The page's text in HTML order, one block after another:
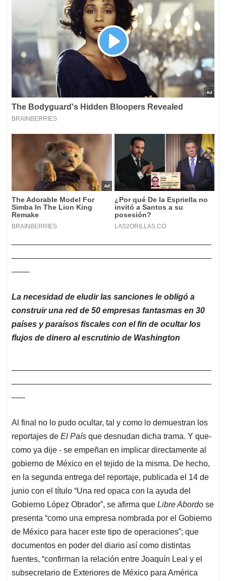
La necesidad de eludir las sanciones le obligó a
construir una red de 50 empresas fantasmas en 30
países y paraísos fiscales con el fin de ocultar los
flujos de dinero al escrutinio de Washington
Al final no lo pudo ocultar, tal y como lo demuestran los
reportajes de El País que desnudan dicha trama. Y que-
como ya dije - se empeñan en implicar directamente al
gobierno de México en el tejido de la misma. De hecho,
en la segunda entrega del reportaje, publicada el 14 de
junio con el título “Una red opaca con la ayuda del
Gobierno López Obrador”, se afirma que Libre Abordo se
presenta “como una empresa nombrada por el Gobierno
de México para hacer este tipo de operaciones”; que
documentos en poder del diario así como distintas
fuentes, “confirman la relación entre Joaquín Leal y el
subsecretario de Exteriores de México para América